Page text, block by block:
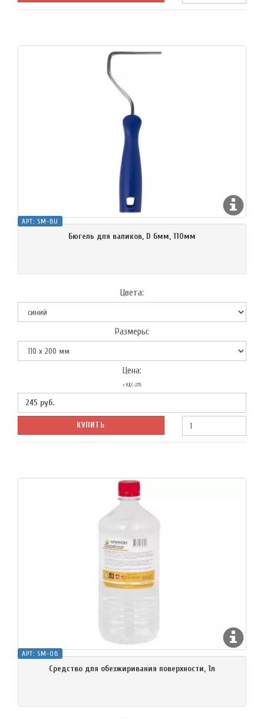
АРТ: SM-BU
Бюгель для валиков, D 6мм, 110мм
Цвета:
Размеры:
Цена:
с НДС-22%
245 руб.
КУПИТЬ
АРТ: SM-OB
Средство для обезжиривания поверхности, 1л